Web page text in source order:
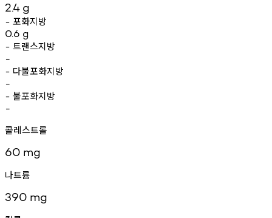
2.4 g
- 포화지방
0.6 g
- 트랜스지방
-
- 다불포화지방
-
- 불포화지방
-
콜레스트롤
60 mg
나트륨
390 mg